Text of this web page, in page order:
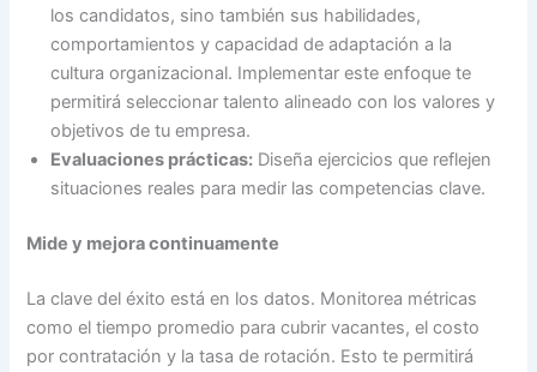
los candidatos, sino también sus habilidades,
comportamientos y capacidad de adaptación a la
cultura organizacional. Implementar este enfoque te
permitirá seleccionar talento alineado con los valores y
objetivos de tu empresa.
Evaluaciones prácticas: Diseña ejercicios que reflejen
situaciones reales para medir las competencias clave.
Mide y mejora continuamente
La clave del éxito está en los datos. Monitorea métricas
como el tiempo promedio para cubrir vacantes, el costo
por contratación y la tasa de rotación. Esto te permitirá